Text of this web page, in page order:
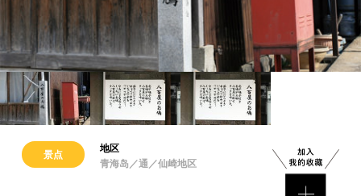
景点
地区
青海岛／通／仙崎地区